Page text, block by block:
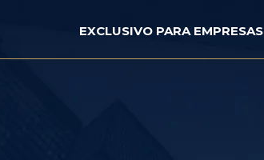
EXCLUSIVO PARA EMPRESAS